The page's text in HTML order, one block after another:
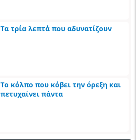
Τα τρία λεπτά που αδυνατίζουν
Το κόλπο που κόβει την όρεξη και
πετυχαίνει πάντα